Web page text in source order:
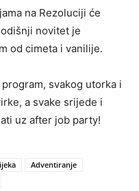
na Rezoluciji će
novitet je
od cimeta i vanilije.
svakog utorka i
a svake srijede i
uz after job party!
Adventiranje